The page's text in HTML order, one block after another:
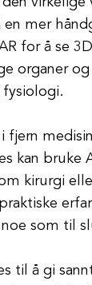
mer
for å se
organer
fysiologi.
fjern
kan
kirurgi
som til
til å gi